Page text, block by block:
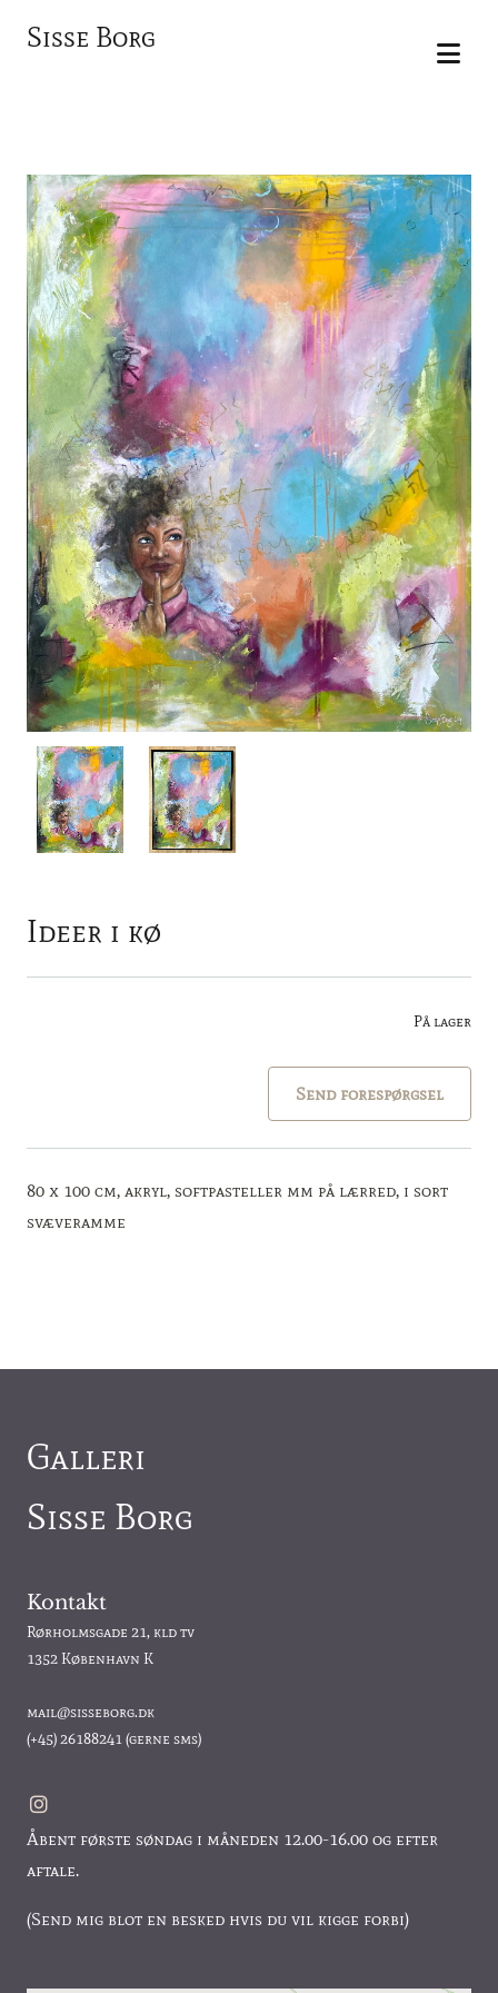
Sisse Borg
Ideer i kø
På lager
Send forespørgsel
80 x 100 cm, akryl, softpasteller mm på lærred, i sort
svæveramme
Galleri
Sisse Borg
Kontakt
Rørholmsgade 21, kld tv
1352 København K
mail@sisseborg.dk
(+45)26188241(gerne sms)
Åbent første søndag i måneden 12.00-16.00 og efter
aftale.
(Send mig blot en besked hvis du vil kigge forbi)